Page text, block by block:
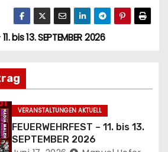
11. bis 13. SEPTEMBER 2026
VERANSTALTUNGEN AKTUELL
FEUERWEHRFEST – 11. bis 13.
SEPTEMBER 2026